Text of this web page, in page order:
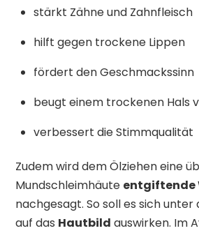
stärkt Zähne und Zahnfleisch
hilft gegen trockene Lippen
fördert den Geschmackssinn
beugt einem trockenen Hals
verbessert die Stimmqualität
Zudem wird dem Ölziehen eine
Mundschleimhäute entgiftende
nachgesagt. So soll es sich
auf das Hautbild auswirken. Im